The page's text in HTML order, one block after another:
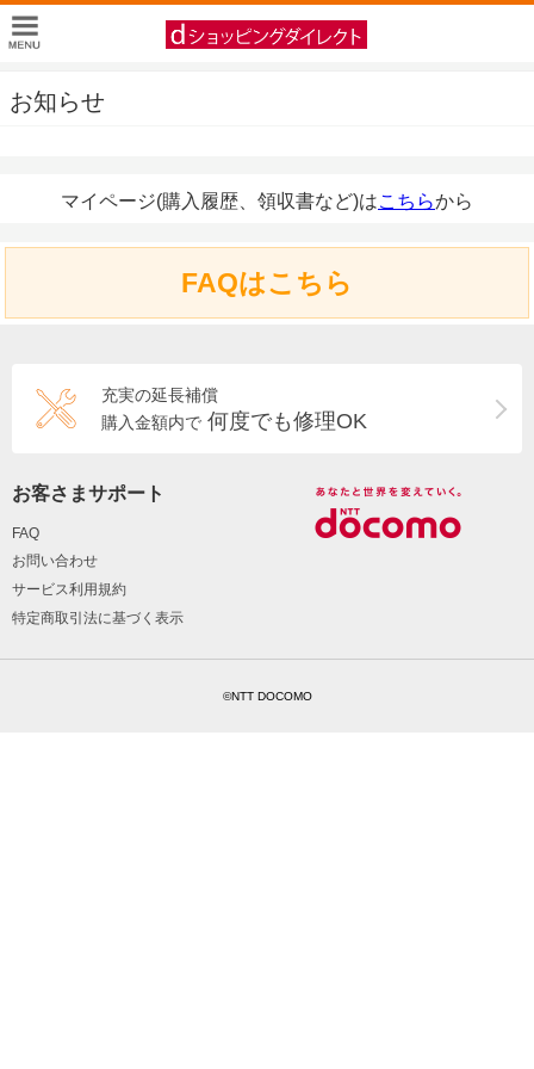
お知らせ
マイページ(購入履歴、領収書など)はこちらから
FAQはこちら
充実の延長補償
購入金額内で 何度でも修理OK
お客さまサポート
FAQ
お問い合わせ
サービス利用規約
特定商取引法に基づく表示
©NTT DOCOMO